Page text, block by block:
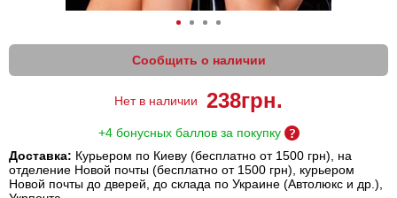
Сообщить о наличии
Нет в наличии 238грн.
+4 бонусных баллов за покупку
Доставка: Курьером по Киеву (бесплатно от 1500 грн), на
отделение Новой почты (бесплатно от 1500 грн), курьером
Новой почты до дверей, до склада по Украине (Автолюкс и др.),